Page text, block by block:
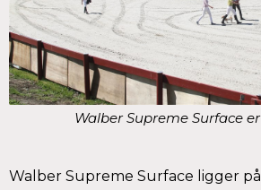
Walber Supreme Surface
Walber Supreme Surface ligger